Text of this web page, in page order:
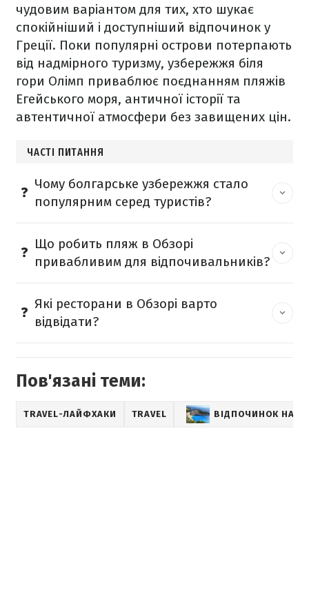
чудовим варіантом для тих, хто шукає
спокійніший і доступніший відпочинок у
Греції. Поки популярні острови потерпають
від надмірного туризму, узбережжя біля
гори Олімп приваблює поєднанням пляжів
Егейського моря, античної історії та
автентичної атмосфери без завищених цін.
ЧАСТІ ПИТАННЯ
Чому болгарське узбережжя стало
популярним серед туристів?
Що робить пляж в Обзорі
привабливим для відпочивальників?
Які ресторани в Обзорі варто
відвідати?
Пов'язані теми:
TRAVEL-ЛАЙФХАКИ TRAVEL ВІДПОЧИНОК НА